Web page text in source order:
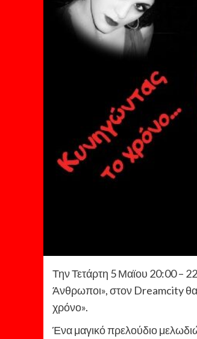
Την Τετάρτη 5 Μαϊου 20:00 –
Άνθρωποι», στον Dreamcity θα
χρόνο».
Ένα μαγικό πρελούδιο